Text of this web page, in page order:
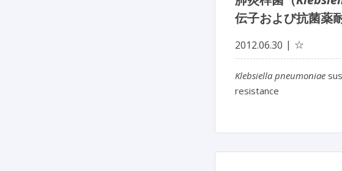
伝子および抗菌薬
2012.06.30 ☆
Klebsiella pneumoniae
resistance